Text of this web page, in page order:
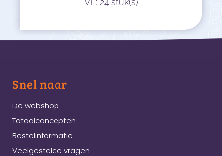
VE: 24 stuk(s)
Snel naar
De webshop
Totaalconcepten
Bestelinformatie
Veelgestelde vragen